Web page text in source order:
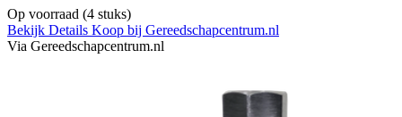
Op voorraad (4 stuks)
Bekijk Details Koop bij Gereedschapcentrum.nl
Via Gereedschapcentrum.nl